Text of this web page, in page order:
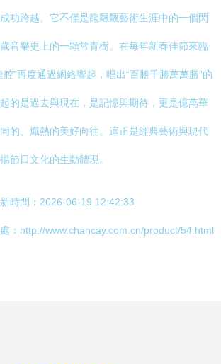
功跨越。它不僅是龍飄飄藝術生涯中的一個閃
音樂史上的一顆常青樹。在每年新春佳節來臨
”再度通過網絡響起，唱出“百勝千勝萬萬勝”的
的是過去與現在，是記憶與期待，更是億萬華
的、熾熱的美好向往。這正是經典藝術與現代
節日文化的生動體現。
時間：2026-06-19 12:42:33
：http://www.chancay.com.cn/product/54.html